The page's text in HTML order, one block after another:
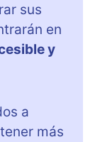
sus
en
y
a
más